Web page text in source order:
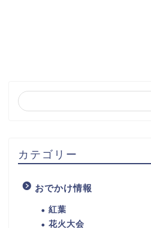
カテゴリー
おでかけ情報
紅葉
花火大会